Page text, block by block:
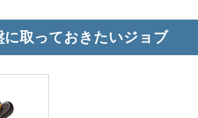
に取っておきたいジョブ